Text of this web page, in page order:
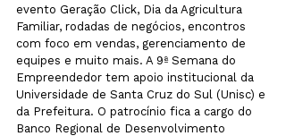
evento Geração Click, Dia da Agricultura
Familiar, rodadas de negócios, encontros
com foco em vendas, gerenciamento de
equipes e muito mais. A 9ª Semana do
Empreendedor tem apoio institucional da
Universidade de Santa Cruz do Sul (Unisc) e
da Prefeitura. O patrocínio fica a cargo do
Banco Regional de Desenvolvimento